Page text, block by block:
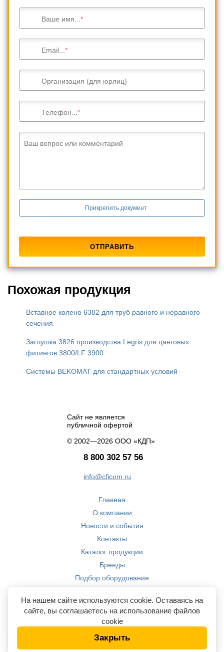
Ваше имя...
Email...
Организация (для юрлиц)
Телефон...
Ваш вопрос или комментарий
Прикрепить документ
Похожая продукция
Вставное колено 6382 для труб равного и неравного
сечения
Заглушка 3826 производства Legris для цанговых
фитингов 3800/LF 3900
Системы BEKOMAT для стандартных условий
Сайт не является
публичной офертой
© 2002—2026 ООО «КДП»
8 800 302 57 56
info@cficom.ru
Главная
О компании
Новости и события
Контакты
Каталог продукции
Бренды
Подбор оборудования
Компетенции
На нашем сайте используются cookie. Оставаясь на
сайте, вы соглашаетесь на использование файлов
cookie
Закрыть